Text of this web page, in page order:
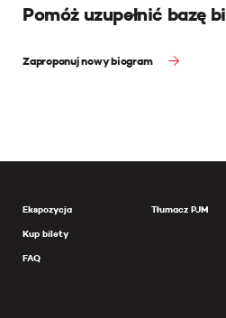
Pomóż uzupełnić bazę
Zaproponuj nowy biogram
Ekspozycja
Kup bilety
FAQ
Tłumacz PJM